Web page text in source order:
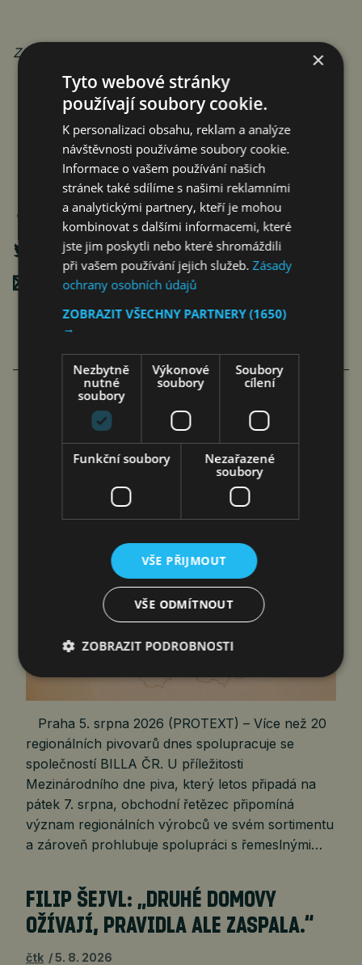
Zdroj: Phoenix Communication
Poslat mailem
MEZINÁRODNÍ DEN PIVA: BILLA
SPOLUPRACUJE S VÍCE NEŽ 20
REGIONÁLNÍMI PIVOVARY
5. 8. 2026
Praha 5. srpna 2026 (PROTEXT) – Více než 20
regionálních pivovarů dnes spolupracuje se
společností BILLA ČR. U příležitosti
Mezinárodního dne piva, který letos připadá na
pátek 7. srpna, obchodní řetězec připomíná
význam regionálních výrobců ve svém sortimentu
a zároveň prohlubuje spolupráci s řemeslnými…
FILIP ŠEJVL: „DRUHÉ DOMOVY
OŽÍVAJÍ, PRAVIDLA ALE ZASPALA.“
čtk 5. 8. 2026
×
Tyto webové stránky
používají soubory cookie.
K personalizaci obsahu, reklam a analýze
návštěvnosti používáme soubory cookie.
Informace o vašem používání našich
stránek také sdílíme s našimi reklamními
a analytickými partnery, kteří je mohou
kombinovat s dalšími informacemi, které
jste jim poskytli nebo které shromáždili
při vašem používání jejich služeb.Zásady
ochrany osobních údajů
ZOBRAZIT VŠECHNY PARTNERY(1650)
→
Nezbytně
nutné
soubory
Výkonové
soubory
Soubory
cílení
Funkční soubory
Nezařazené
soubory
VŠE PŘIJMOUT
VŠE ODMÍTNOUT
ZOBRAZIT PODROBNOSTI